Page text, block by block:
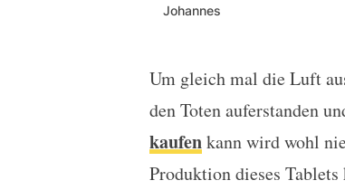
Johannes
7-Zoll HP
Um gleich mal die Luft
den Toten auferstanden
kaufenkann wird wohl
Produktion dieses